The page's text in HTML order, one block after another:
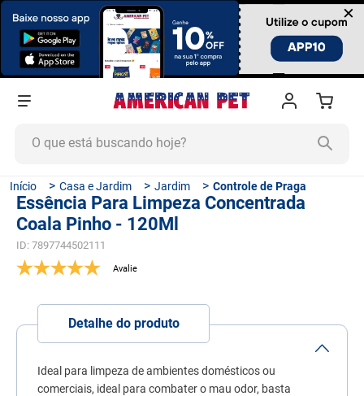
×
Casa e Jardim Jardim Controle de Praga
Essência Para Limpeza Concentrada
Coala Pinho - 120Ml
ID: 7897744502111
Detalhe do produto
Ideal para limpeza de ambientes domésticos ou
comerciais, ideal para combater o mau odor, basta
TERMOS MAIS BUSCADOS
1º
ração cachorro
6º
7º
fórmula natural